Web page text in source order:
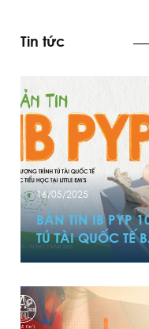
Tin tức
BẢN TIN IB PYP
TÚ TÀI QUỐC TẾ
16/05/2025